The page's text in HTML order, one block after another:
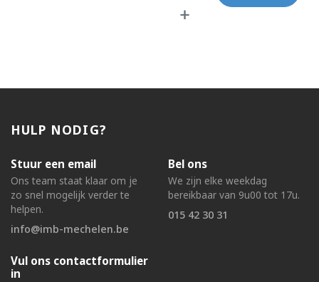
HULP NODIG?
Stuur een email
Ons team staat klaar om je
zo snel mogelijk verder te
helpen.
info@imb-mechelen.be
Bel ons
We zijn elke weekdag
bereikbaar van 9u00 tot 17u.
015 42 30 31
Vul ons contactformulier
in